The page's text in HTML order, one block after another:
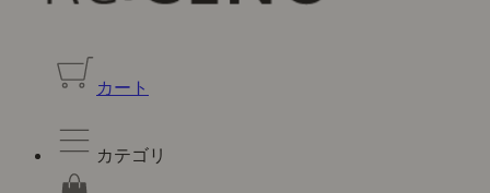
カート
カテゴリ